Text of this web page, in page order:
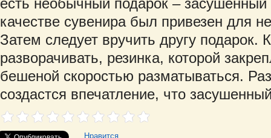
есть необычный подарок – засушенный
качестве сувенира был привезен для
Затем следует вручить другу подарок.
разворачивать, резинка, которой
бешеной скоростью разматываться.
создастся впечатление, что
Нравится